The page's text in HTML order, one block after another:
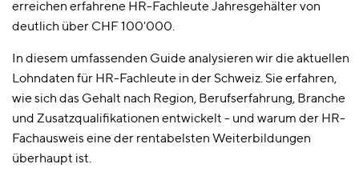
erreichen erfahrene HR-Fachleute Jahresgehälter von
deutlich über CHF 100'000.
In diesem umfassenden Guide analysieren wir die aktuellen
Lohndaten für HR-Fachleute in der Schweiz. Sie erfahren,
wie sich das Gehalt nach Region, Berufserfahrung, Branche
und Zusatzqualifikationen entwickelt - und warum der HR-
Fachausweis eine der rentabelsten Weiterbildungen
überhaupt ist.